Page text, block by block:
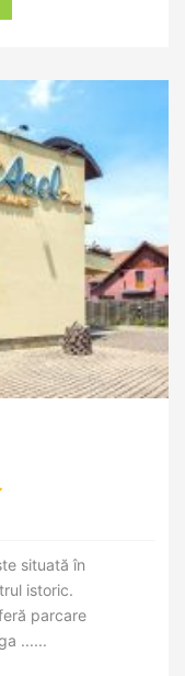
situată în
istoric.
parcare
......